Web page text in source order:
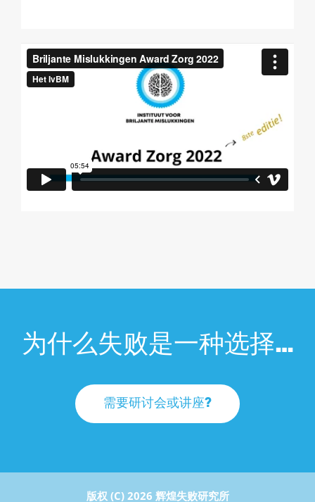
为什么失败是一种选择…
需要研讨会或讲座?
版权 (C) 2026 辉煌失败研究所